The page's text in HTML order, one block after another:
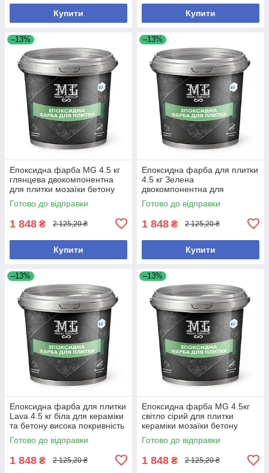
Купити Купити
–13%
Епоксидна фарба MG 4.5 кг
глянцева двокомпонентна
для плитки мозаїки бетону
зносостійка
Готово до відправки
1 848 ₴ 2 125,20 ₴
Купити
–13%
Епоксидна фарба для плитки
4.5 кг Зелена
двокомпонентна для
кераміки мозаїки бетону з
високою покривністю
Готово до відправки
1 848 ₴ 2 125,20 ₴
Купити
–13%
Епоксидна фарба для плитки
Lava 4.5 кг біла для кераміки
та бетону висока покривність
Готово до відправки
1 848 ₴ 2 125,20 ₴
–13%
Епоксидна фарба MG 4.5кг
світло сірий для плитки
кераміки мозаїки бетону
водостійка
Готово до відправки
1 848 ₴ 2 125,20 ₴